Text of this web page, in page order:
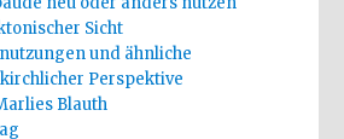
Sicht
und ähnliche
Perspektive
Blauth